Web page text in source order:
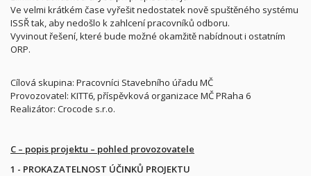
Ve velmi krátkém čase vyřešit nedostatek nově spuštěného systému
ISSŘ tak, aby nedošlo k zahlcení pracovníků odboru.
Vyvinout řešení, které bude možné okamžitě nabídnout i ostatním
ORP.
Cílová skupina: Pracovníci Stavebního úřadu MČ
Provozovatel: KITT6, příspěvková organizace MČ PRaha 6
Realizátor: Crocode s.r.o.
C – popis projektu – pohled provozovatele
1 - PROKAZATELNOST ÚČINKŮ PROJEKTU